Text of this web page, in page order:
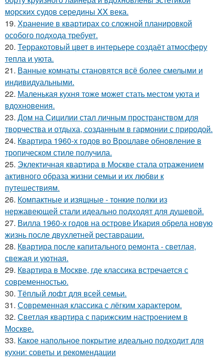
морских судов середины XX века.
19. Хранение в квартирах со сложной планировкой
особого подхода требует.
20. Терракотовый цвет в интерьере создаёт атмосферу
тепла и уюта.
21. Ванные комнаты становятся всё более смелыми и
индивидуальными.
22. Маленькая кухня тоже может стать местом уюта и
вдохновения.
23. Дом на Сицилии стал личным пространством для
творчества и отдыха, созданным в гармонии с природой.
24. Квартира 1960-х годов во Вроцлаве обновление в
тропическом стиле получила.
25. Эклектичная квартира в Москве стала отражением
активного образа жизни семьи и их любви к
путешествиям.
26. Компактные и изящные - тонкие полки из
нержавеющей стали идеально подходят для душевой.
27. Вилла 1960-х годов на острове Икария обрела новую
жизнь после двухлетней реставрации.
28. Квартира после капитального ремонта - светлая,
свежая и уютная.
29. Квартира в Москве, где классика встречается с
современностью.
30. Тёплый лофт для всей семьи.
31. Современная классика с лёгким характером.
32. Светлая квартира с парижским настроением в
Москве.
33. Какое напольное покрытие идеально подходит для
кухни: советы и рекомендации